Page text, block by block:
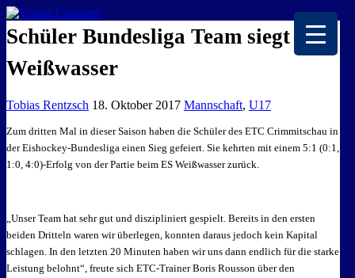
EISKALTE LEIDENSCHAFT
Schüler Bundesliga Team siegt in
Weißwasser
Tobias Rentzsch 18. Oktober 2017 Mannschaft, U17
Zum dritten Mal in dieser Saison haben die Schüler des ETC Crimmitschau in
der Eishockey-Bundesliga einen Sieg gefeiert. Sie kehrten mit einem 5:1 (0:1,
1:0, 4:0)-Erfolg von der Partie beim ES Weißwasser zurück.
„Unser Team hat sehr gut und diszipliniert gespielt. Bereits in den ersten
beiden Dritteln waren wir überlegen, konnten daraus jedoch kein Kapital
schlagen. In den letzten 20 Minuten haben wir uns dann endlich für die starke
Leistung belohnt“, freute sich ETC-Trainer Boris Rousson über den